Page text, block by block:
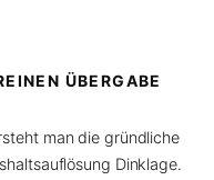
ÜBERGABE
man die gründliche
Dinklage.